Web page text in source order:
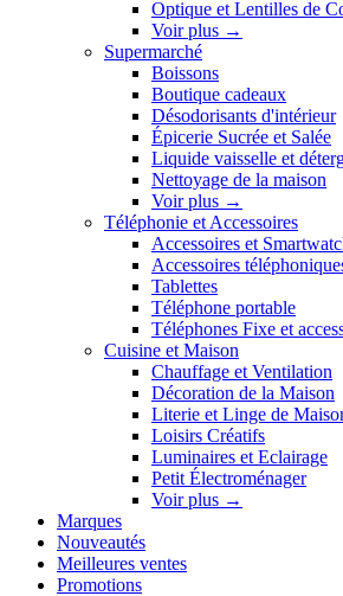
Optique et Lentilles de
Voir plus →
Supermarché
Boissons
Boutique cadeaux
Désodorisants d'intérieur
Épicerie Sucrée et Salée
Liquide vaisselle et
Nettoyage de la maison
Voir plus →
Téléphonie et Accessoires
Accessoires et
Accessoires
Tablettes
Téléphone portable
Téléphones Fixe et
Cuisine et Maison
Chauffage et Ventilation
Décoration de la Maison
Literie et Linge de
Loisirs Créatifs
Luminaires et Eclairage
Petit Électroménager
Voir plus →
Marques
Nouveautés
Meilleures ventes
Promotions